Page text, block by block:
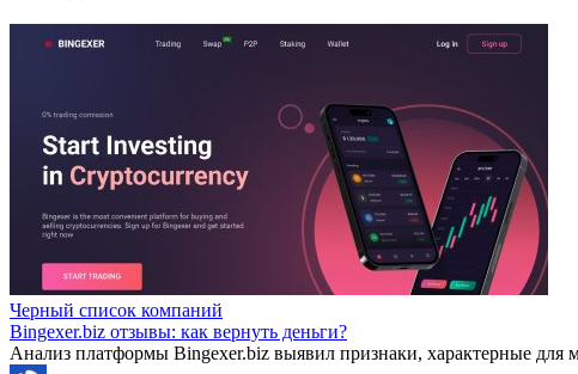
Черный список компаний
Bingexer.biz отзывы: как вернуть деньги?
Анализ платформы Bingexer.biz выявил признаки, характерные для